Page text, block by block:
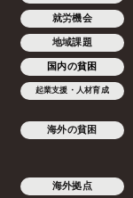
就労機会
地域課題
国内の貧困
起業支援・人材育成
海外の貧困
海外拠点